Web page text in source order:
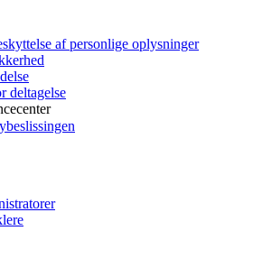
af personlige oplysninger
deltagelse